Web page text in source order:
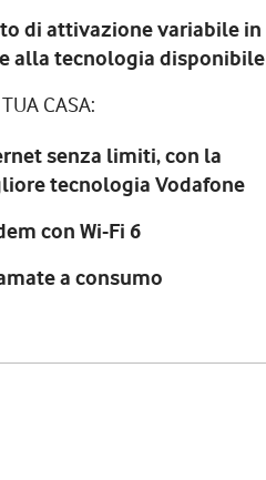
di attivazione variabile in
alla tecnologia disponibile
CASA:
senza limiti, con la
tecnologia Vodafone
con Wi-Fi 6
a consumo